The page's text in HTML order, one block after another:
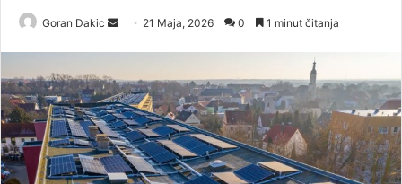
Goran Dakic
d
a
n
e
m
21 Maja, 2026 0 1 minut čitanja